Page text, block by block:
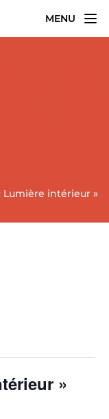
MENU
Lumière intérieur »
»